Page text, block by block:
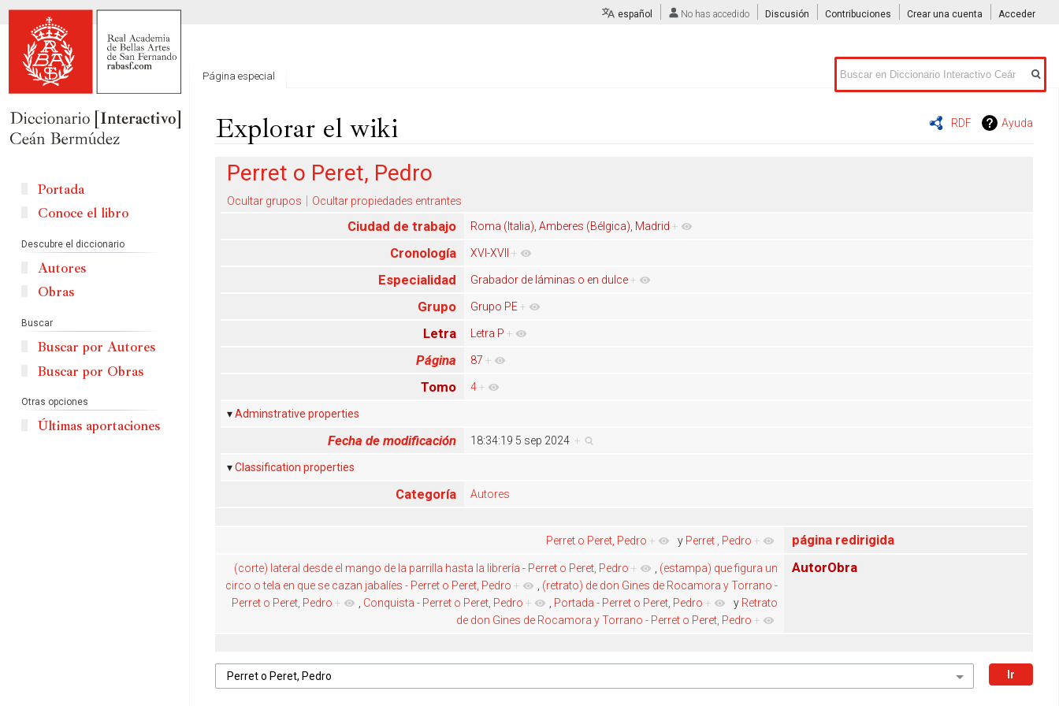
RDF Ayuda
Explorar el wiki
Perret o Peret, Pedro
Ocultar grupos Ocultar propiedades entrantes
Ciudad de trabajo Roma (Italia), Amberes (Bélgica), Madrid +
Cronología XVI-XVII +
Especialidad Grabador de láminas o en dulce +
Grupo Grupo PE +
Letra Letra P +
Página 87 +
Tomo 4 +
Adminstrative properties
Fecha de modificación 18:34:19 5 sep 2024+
Classification properties
Categoría Autores
Perret o Peret, Pedro + y Perret , Pedro + página redirigida
(corte) lateral desde el mango de la parrilla hasta la librería - Perret o Peret, Pedro + , (estampa) que figura un
circo o tela en que se cazan jabalíes - Perret o Peret, Pedro + , (retrato) de don Gines de Rocamora y Torrano -
Perret o Peret, Pedro + , Conquista - Perret o Peret, Pedro + , Portada - Perret o Peret, Pedro + y Retrato
de don Gines de Rocamora y Torrano - Perret o Peret, Pedro +
AutorObra
español No has accedido Discusión Contribuciones Crear una cuenta Acceder
Página especial
Buscar
Portada
Conoce el libro
Descubre el diccionario
Autores
Obras
Buscar
Buscar por Autores
Buscar por Obras
Otras opciones
Últimas aportaciones